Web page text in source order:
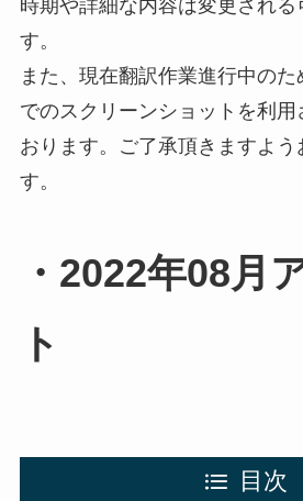
時期や詳細な内容は変更される
す。
また、現在翻訳作業進行中の
でのスクリーンショットを利用
おります。ご了承頂きますよう
す。
・2022年08月
ト
目次